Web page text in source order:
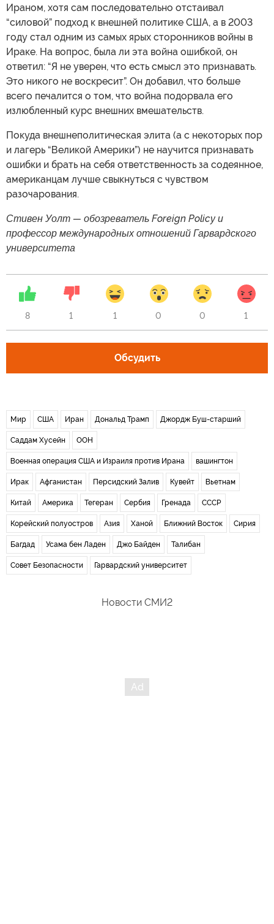
Ираном, хотя сам последовательно отстаивал
“силовой” подход к внешней политике США, а в 2003
году стал одним из самых ярых сторонников войны в
Ираке. На вопрос, была ли эта война ошибкой, он
ответил: “Я не уверен, что есть смысл это признавать.
Это никого не воскресит”. Он добавил, что больше
всего печалится о том, что война подорвала его
излюбленный курс внешних вмешательств.
Покуда внешнеполитическая элита (а с некоторых пор
и лагерь “Великой Америки”) не научится признавать
ошибки и брать на себя ответственность за содеянное,
американцам лучше свыкнуться с чувством
разочарования.
Стивен Уолт — обозреватель Foreign Policy и
профессор международных отношений Гарвардского
университета
8 1 1 0 0 1
Обсудить
Мир США Иран Дональд Трамп Джордж Буш-старший
Саддам Хусейн ООН
Военная операция США и Израиля против Ирана вашингтон
Ирак Афганистан Персидский Залив Кувейт Вьетнам
Китай Америка Тегеран Сербия Гренада СССР
Корейский полуостров Азия Ханой Ближний Восток Сирия
Багдад Усама бен Ладен Джо Байден Талибан
Совет Безопасности Гарвардский университет
Новости СМИ2